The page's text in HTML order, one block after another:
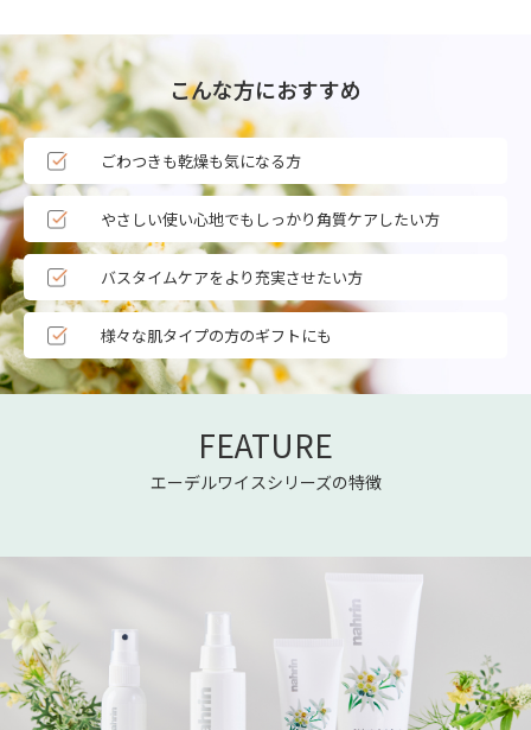
こんな方におすすめ
ごわつきも乾燥も気になる方
やさしい使い心地でもしっかり角質ケアしたい方
バスタイムケアをより充実させたい方
様々な肌タイプの方のギフトにも
FEATURE
エーデルワイスシリーズの特徴